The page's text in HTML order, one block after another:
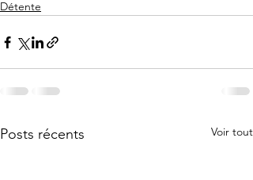
Détente
Posts récents Voir tout